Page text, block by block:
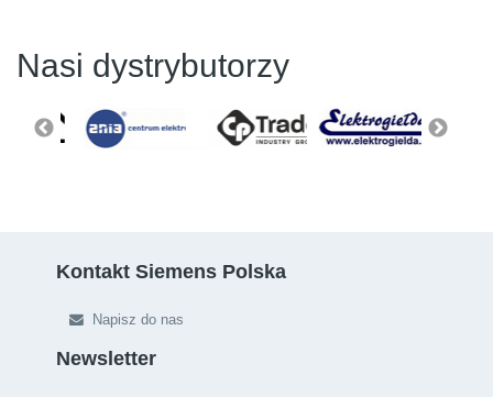
Nasi dystrybutorzy
Kontakt Siemens Polska
Napisz do nas
Newsletter